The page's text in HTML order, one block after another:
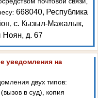
668040, Республика
с. Кызыл-Мажалык,
Ноян, д. 67
уведомления на
двух типов:
в суд), копия